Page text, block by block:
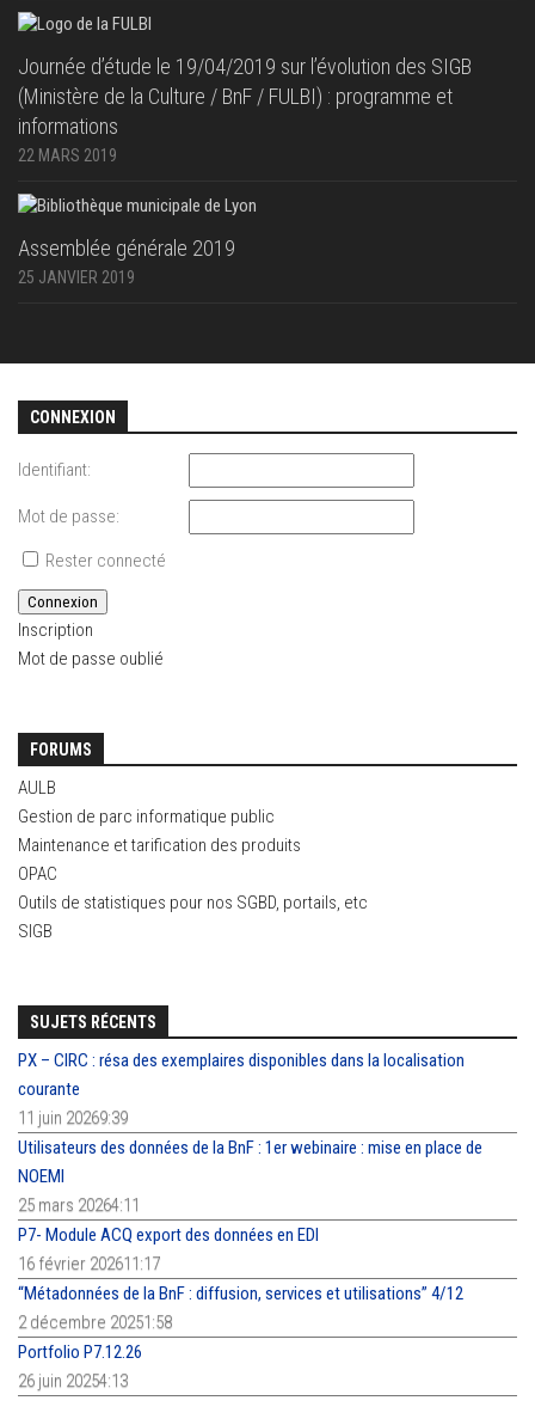
Journée d’étude le 19/04/2019 sur l’évolution des SIGB
(Ministère de la Culture / BnF / FULBI) : programme et
informations
22 MARS 2019
Assemblée générale 2019
25 JANVIER 2019
CONNEXION
Identifiant:
Mot de passe:
Rester connecté
Connexion
Inscription
Mot de passe oublié
FORUMS
AULB
Gestion de parc informatique public
Maintenance et tarification des produits
OPAC
Outils de statistiques pour nos SGBD, portails, etc
SIGB
SUJETS RÉCENTS
PX – CIRC : résa des exemplaires disponibles dans la localisation
courante
11 juin 20269:39
Utilisateurs des données de la BnF : 1er webinaire : mise en place de
NOEMI
25 mars 20264:11
P7- Module ACQ export des données en EDI
16 février 202611:17
“Métadonnées de la BnF : diffusion, services et utilisations” 4/12
2 décembre 20251:58
Portfolio P7.12.26
26 juin 20254:13